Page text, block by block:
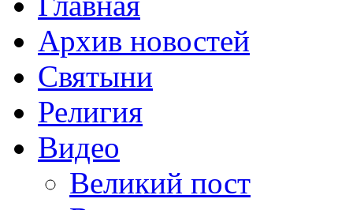
Архив новостей
Святыни
Религия
Видео
Великий пост